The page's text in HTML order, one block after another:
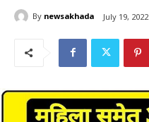
By newsakhada July 19, 2022